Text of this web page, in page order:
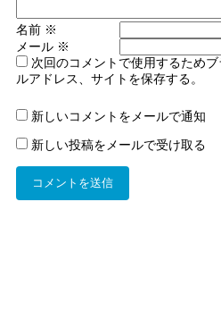
名前 ※
メール ※
次回のコメントで使用するため
ルアドレス、サイトを保存する。
新しいコメントをメールで通知
新しい投稿をメールで受け取る